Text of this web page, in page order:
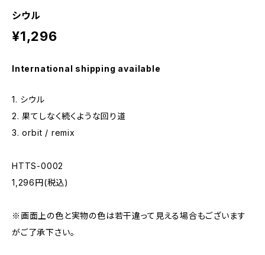
シウル
¥1,296
International shipping available
1. シウル
2. 果てしなく続くような回り道
3. orbit / remix
HTTS-0002
1,296円(税込)
※画面上の色と実物の色は若干違って見える場合もございます
がご了承下さい。